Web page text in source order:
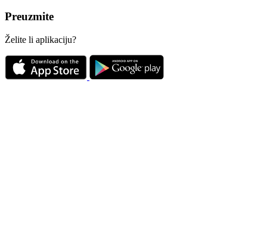
Preuzmite
Želite li aplikaciju?